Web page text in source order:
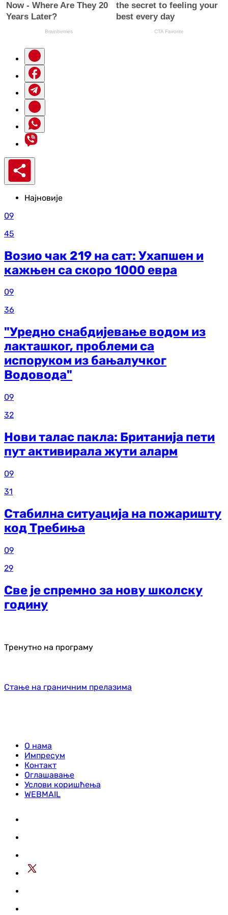
Најновије
09
45
Возио чак 219 на сат: Ухапшен и
кажњен са скоро 1000 евра
09
36
"Уредно снабдијевање водом из
лакташког, проблеми са
испоруком из бањалучког
Водовода"
09
32
Нови талас пакла: Британија пети
пут активирала жути аларм
09
31
Стабилна ситуација на пожаришту
код Требиња
09
29
Све је спремно за нову школску
годину
Тренутно на програму
Стање на граничним прелазима
О нама
Импресум
Контакт
Оглашавање
Услови коришћења
WEBMAIL